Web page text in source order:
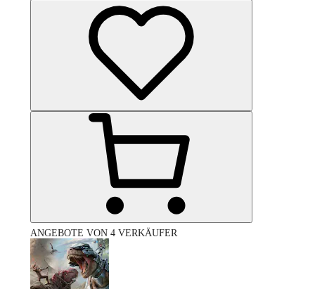
ANGEBOTE VON 4 VERKÄUFER